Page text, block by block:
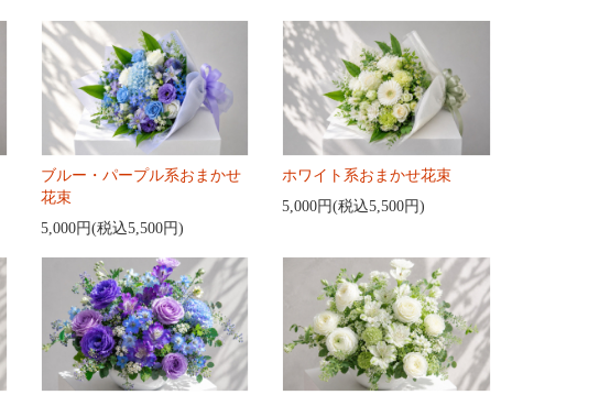
ブルー・パープル系おまかせ
花束
5,000円(税込5,500円)
ホワイト系おまかせ花束
5,000円(税込5,500円)